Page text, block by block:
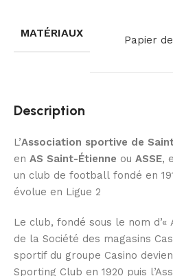
MATÉRIAUX
Papier
Description
L’Association sportive de
en AS Saint-Étienne ou ASSE,
un club de football fondé en
évolue en Ligue 2
Le club, fondé sous le nom
de la Société des magasins
sportif du groupe Casino
Sporting Club en 1920 puis